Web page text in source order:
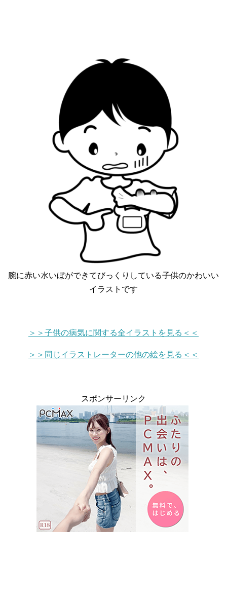
腕に赤い水いぼができてびっくりしている子供のかわいい
イラストです
＞＞子供の病気に関する全イラストを見る＜＜
＞＞同じイラストレーターの他の絵を見る＜＜
スポンサーリンク